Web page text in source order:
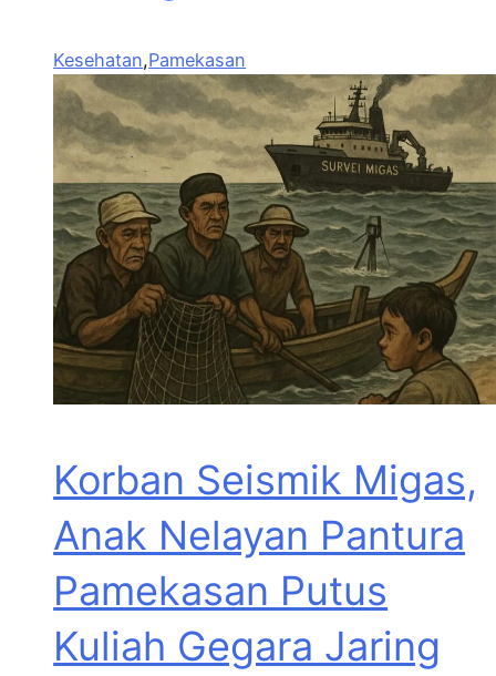
Kesehatan,Pamekasan
Korban Seismik Migas,
Anak Nelayan Pantura
Pamekasan Putus
Kuliah Gegara Jaring